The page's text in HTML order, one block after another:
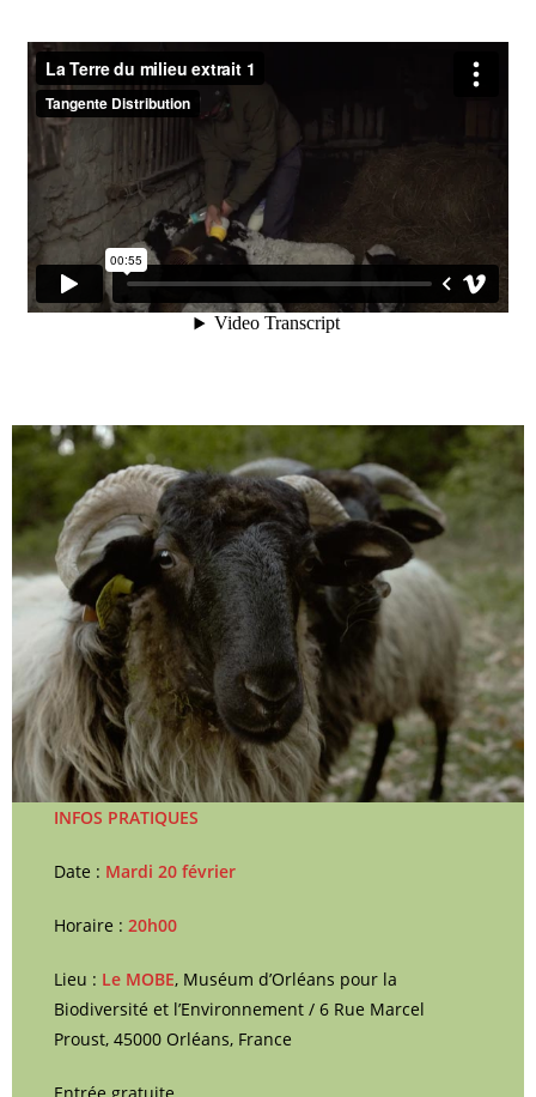
INFOS PRATIQUES
Date : Mardi 20 février
Horaire : 20h00
Lieu : Le MOBE, Muséum d’Orléans pour la
Biodiversité et l’Environnement / 6 Rue Marcel
Proust, 45000 Orléans, France